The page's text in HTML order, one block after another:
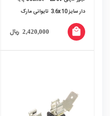
دار سایز 3.6x10 تایوانی مارک
CONQUER بسته 100 تایی
2,420,000 ریال local_mall